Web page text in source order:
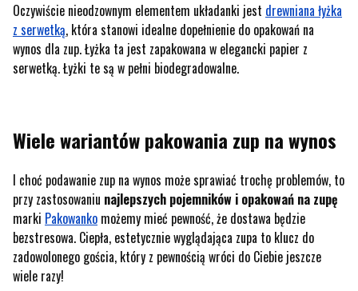
Oczywiście nieodzownym elementem układanki jest drewniana łyżka
z serwetką, która stanowi idealne dopełnienie do opakowań na
wynos dla zup. Łyżka ta jest zapakowana w elegancki papier z
serwetką. Łyżki te są w pełni biodegradowalne.
Wiele wariantów pakowania zup na wynos
I choć podawanie zup na wynos może sprawiać trochę problemów, to
przy zastosowaniu najlepszych pojemników i opakowań na zupę
marki Pakowanko możemy mieć pewność, że dostawa będzie
bezstresowa. Ciepła, estetycznie wyglądająca zupa to klucz do
zadowolonego gościa, który z pewnością wróci do Ciebie jeszcze
wiele razy!